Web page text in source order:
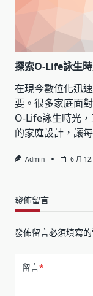
探索O-Life詠生
在現今數位化迅
要。很多家庭面
O-Life詠生時光
的家庭設計，讓
Admin 6 月
發佈留言
發佈留言必須填寫
留言*